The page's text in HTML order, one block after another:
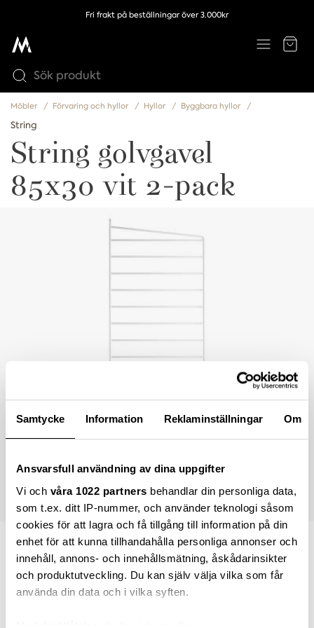
Samtycke Information Reklaminställningar Om
Ansvarsfull användning av dina uppgifter
Vi och våra 1022 partners behandlar din personliga data,
som t.ex. ditt IP-nummer, och använder teknologi såsom
cookies för att lagra och få tillgång till information på din
enhet för att kunna tillhandahålla personliga annonser och
innehåll, annons- och innehållsmätning, åskådarinsikter
och produktutveckling. Du kan själv välja vilka som får
använda din data och i vilka syften.
Med din tillåtelse skulle vi även vilja:
Fri frakt på beställningar över 3.000kr
Möbler Förvaring och hyllor Hyllor Byggbara hyllor
String
String golvgavel
85x30 vit 2-pack
1 580,00 kr